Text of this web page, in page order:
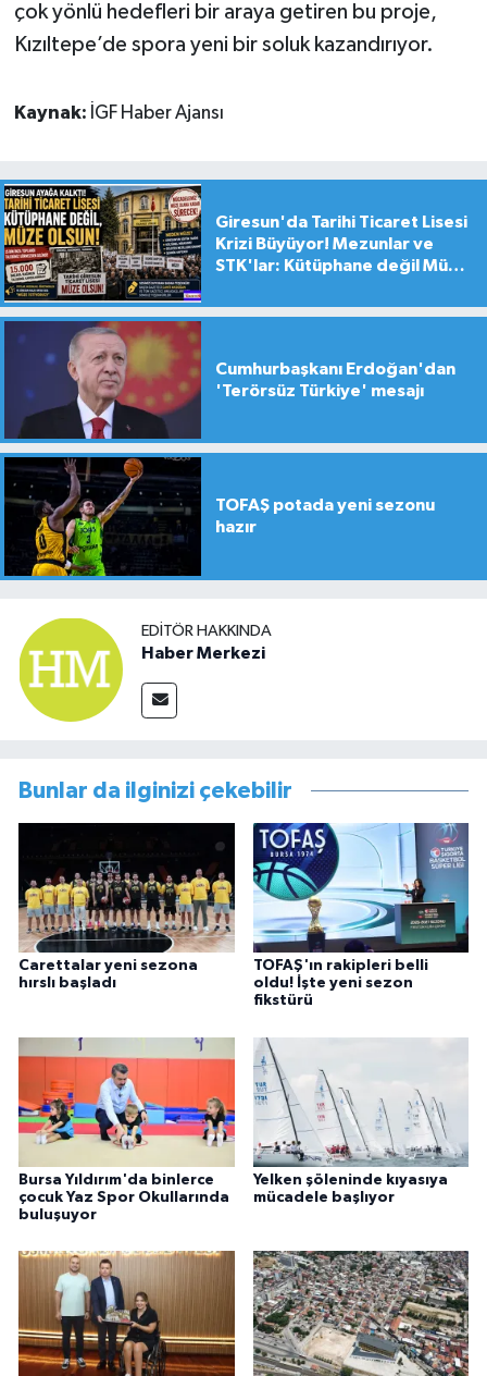
çok yönlü hedefleri bir araya getiren bu proje,
Kızıltepe’de spora yeni bir soluk kazandırıyor.
Kaynak: İGF Haber Ajansı
Giresun'da Tarihi Ticaret Lisesi
Krizi Büyüyor! Mezunlar ve
STK'lar: Kütüphane değil Müze
Cumhurbaşkanı Erdoğan'dan
'Terörsüz Türkiye' mesajı
TOFAŞ potada yeni sezonu
hazır
EDITÖR HAKKINDA
Haber Merkezi
Bunlar da ilginizi çekebilir
Carettalar yeni sezona
hırslı başladı
TOFAŞ'ın rakipleri belli
oldu! İşte yeni sezon
fikstürü
Bursa Yıldırım'da binlerce
çocuk Yaz Spor Okullarında
buluşuyor
Yelken şöleninde kıyasıya
mücadele başlıyor